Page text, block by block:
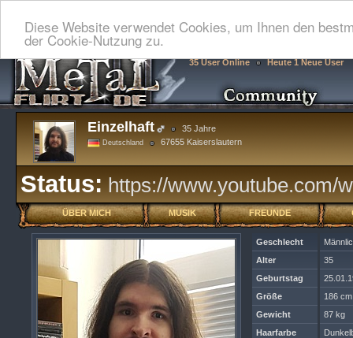
Diese Website verwendet Cookies, um Ihnen den
der Cookie-Nutzung zu.
35 User Online Heute 1 Neue User
Einzelhaft 35 Jahre
Deutschland 67655 Kaiserslautern
Status:https://www.youtube.com/
ÜBER MICH MUSIK FREUNDE
Geschlecht
Alter
35
Geburtstag
Größe
186 cm
Gewicht
87 kg
Haarfarbe